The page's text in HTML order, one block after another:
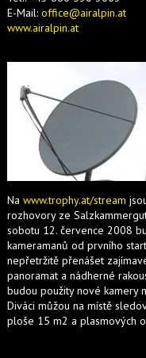
E-Mail: office@airalpin.at
www.airalpin.at
Na www.trophy.at/stream
rozhovory ze
sobotu 12. července 2008
kameramanů od prvního
nepřetržitě přenášet
panoramat a nádherné
budou použity nové kamery
Diváci můžou na místě
ploše 15 m2 a plasmových